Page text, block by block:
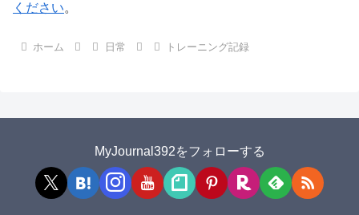
ください。
ホーム 日常 トレーニング記録
MyJournal392をフォローする